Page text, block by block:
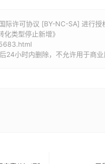
际许可协议 [BY-NC-SA] 进行授
类型停止新增》
24小时内删除，不允许用于商业